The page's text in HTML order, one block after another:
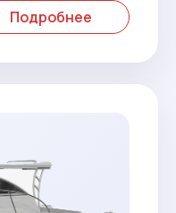
Подробнее